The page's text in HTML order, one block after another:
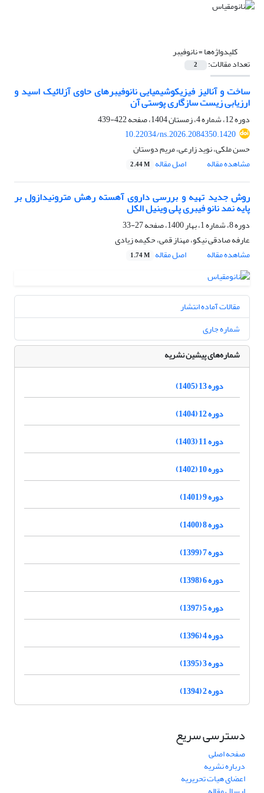
کلیدواژه‌ها =نانوفیبر
تعداد مقالات: 2
ساخت و آنالیز فیزیکوشیمیایی نانوفیبرهای حاوی آزلائیک اسید و
ارزیابی زیست سازگاری پوستی آن
دوره 12، شماره 4، زمستان 1404، صفحه
422-439
10.22034/ns.2026.2084350.1420
حسن ملکی، نوید زارعی، مریم دوستان
مشاهده مقاله
اصل مقاله 2.44 M
روش جدید تهیه و بررسی داروی آهسته رهش مترونیدازول بر
پایه نمد نانو فیبری پلی وینیل الکل
دوره 8، شماره 1، بهار 1400، صفحه
27-33
عارفه صادقی نیکو، مهناز قمی، حکیمه زیادی
مشاهده مقاله
اصل مقاله 1.74 M
مقالات آماده انتشار
شماره جاری
شماره‌های پیشین نشریه
دوره 13 (1405)
دوره 12 (1404)
دوره 11 (1403)
دوره 10 (1402)
دوره 9 (1401)
دوره 8 (1400)
دوره 7 (1399)
دوره 6 (1398)
دوره 5 (1397)
دوره 4 (1396)
دوره 3 (1395)
دوره 2 (1394)
دسترسی سریع
صفحه اصلی
درباره نشریه
اعضای هیات تحریریه